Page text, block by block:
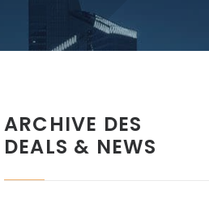
ARCHIVE DES
DEALS & NEWS